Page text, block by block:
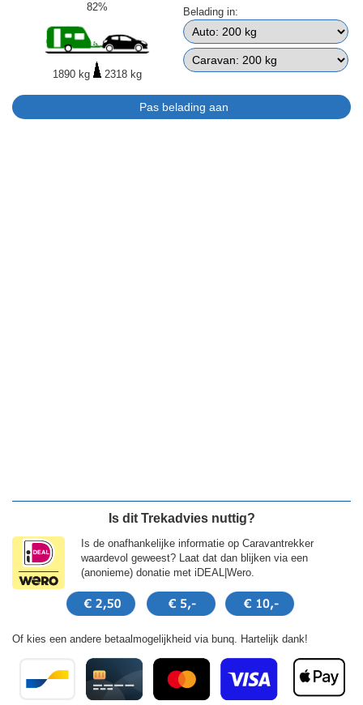
82%
1890 kg 2318 kg
Belading in:
Is dit Trekadvies nuttig?
Is de onafhankelijke informatie op Caravantrekker
waardevol geweest? Laat dat dan blijken via een
(anonieme) donatie met iDEAL|Wero.
Of kies een andere betaalmogelijkheid via bunq. Hartelijk dank!